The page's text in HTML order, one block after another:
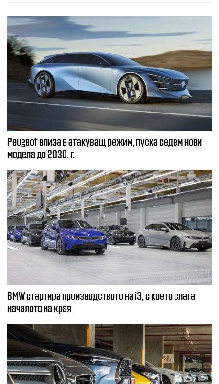
Peugeot влиза в атакуващ режим, пуска седем нови
модела до 2030. г.
BMW стартира производството на i3, с което слага
началото на края